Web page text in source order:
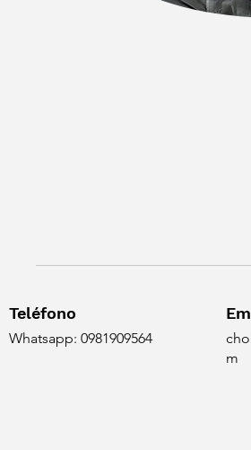
Teléfono
Whatsapp: 0981909564
m